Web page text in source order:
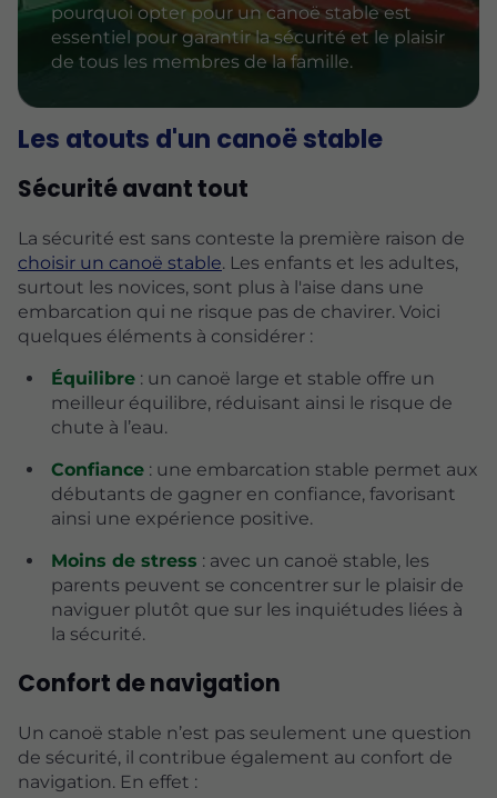
pourquoi opter pour un canoë stable est
essentiel pour garantir la sécurité et le plaisir
de tous les membres de la famille.
Les atouts d'un canoë stable
Sécurité avant tout
La sécurité est sans conteste la première raison de
choisir un canoë stable. Les enfants et les adultes,
surtout les novices, sont plus à l'aise dans une
embarcation qui ne risque pas de chavirer. Voici
quelques éléments à considérer :
Équilibre: un canoë large et stable offre un
meilleur équilibre, réduisant ainsi le risque de
chute à l’eau.
Confiance: une embarcation stable permet aux
débutants de gagner en confiance, favorisant
ainsi une expérience positive.
Moins de stress : avec un canoë stable, les
parents peuvent se concentrer sur le plaisir de
naviguer plutôt que sur les inquiétudes liées à
la sécurité.
Confort de navigation
Un canoë stable n’est pas seulement une question
de sécurité, il contribue également au confort de
navigation. En effet :